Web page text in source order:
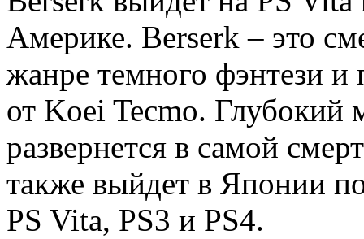
Америке. Berserk – это
жанре темного фэнтези
от Koei Tecmo.
развернется в самой
также выйдет в Японии
PS Vita, PS3 и PS4.